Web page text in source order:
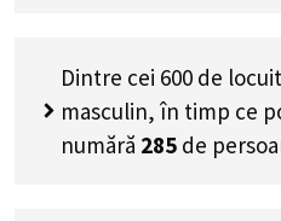
Dintre cei 600 de
masculin, în timp ce
numără 285 de